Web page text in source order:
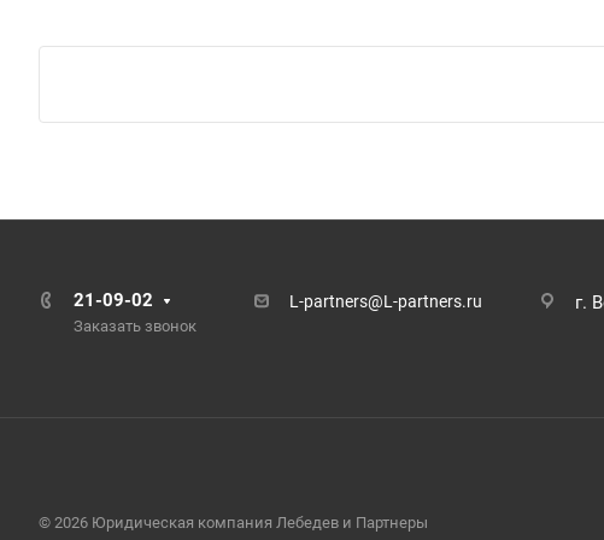
21-09-02
Заказать звонок
L-partners@L-partners.ru г.
© 2026 Юридическая компания Лебедев и Партнеры